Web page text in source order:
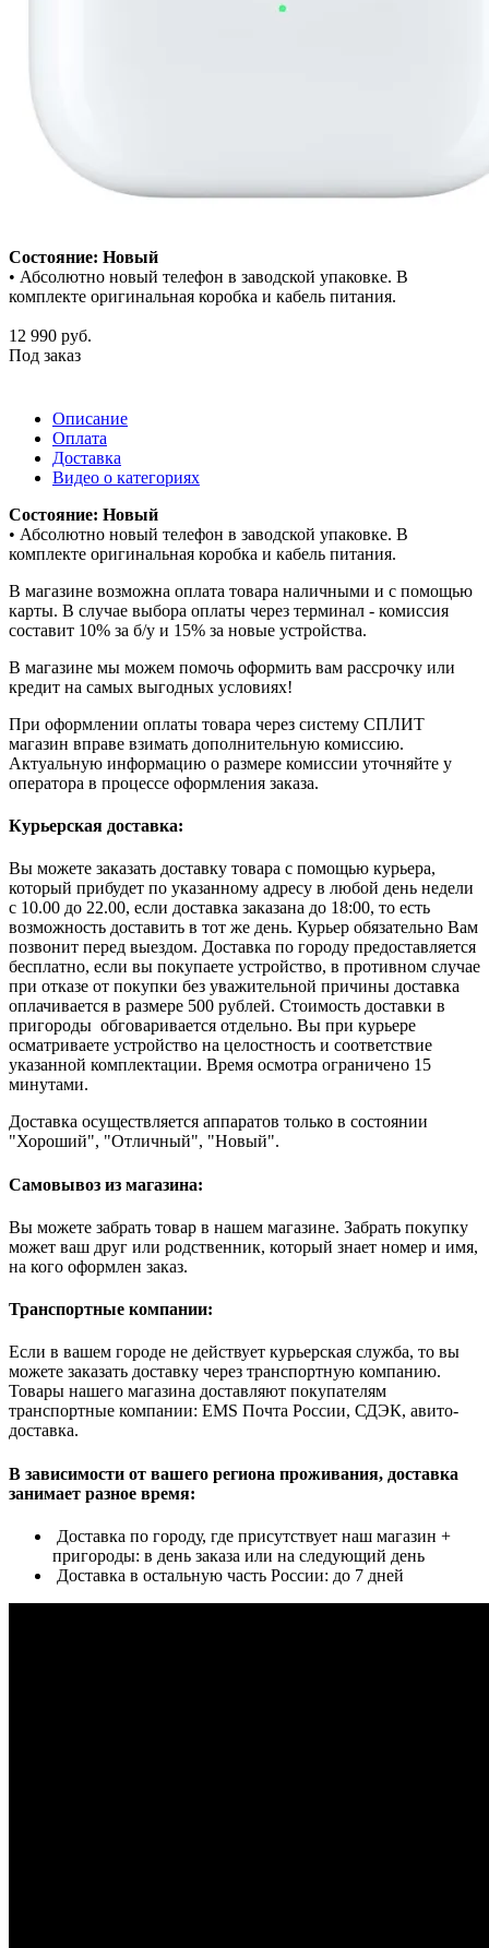
Состояние: Новый
• Абсолютно новый телефон в заводской упаковке. В
комплекте оригинальная коробка и кабель питания.
12 990 руб.
Под заказ
Описание
Оплата
Доставка
Видео о категориях
Состояние: Новый
• Абсолютно новый телефон в заводской упаковке. В
комплекте оригинальная коробка и кабель питания.
В магазине возможна оплата товара наличными и с помощью
карты. В случае выбора оплаты через терминал - комиссия
составит 10% за б/у и 15% за новые устройства.
В магазине мы можем помочь оформить вам рассрочку или
кредит на самых выгодных условиях!
При оформлении оплаты товара через систему СПЛИТ
магазин вправе взимать дополнительную комиссию.
Актуальную информацию о размере комиссии уточняйте у
оператора в процессе оформления заказа.
Курьерская доставка:
Вы можете заказать доставку товара с помощью курьера,
который прибудет по указанному адресу в любой день недели
с 10.00 до 22.00, если доставка заказана до 18:00, то есть
возможность доставить в тот же день. Курьер обязательно Вам
позвонит перед выездом. Доставка по городу предоставляется
бесплатно, если вы покупаете устройство, в противном случае
при отказе от покупки без уважительной причины доставка
оплачивается в размере 500 рублей. Стоимость доставки в
пригороды обговаривается отдельно. Вы при курьере
осматриваете устройство на целостность и соответствие
указанной комплектации. Время осмотра ограничено 15
минутами.
Доставка осуществляется аппаратов только в состоянии
"Хороший", "Отличный", "Новый".
Самовывоз из магазина:
Вы можете забрать товар в нашем магазине. Забрать покупку
может ваш друг или родственник, который знает номер и имя,
на кого оформлен заказ.
Транспортные компании:
Если в вашем городе не действует курьерская служба, то вы
можете заказать доставку через транспортную компанию.
Товары нашего магазина доставляют покупателям
транспортные компании: EMS Почта России, СДЭК, авито-
доставка.
В зависимости от вашего региона проживания, доставка
занимает разное время:
Доставка по городу, где присутствует наш магазин +
пригороды: в день заказа или на следующий день
Доставка в остальную часть России: до 7 дней